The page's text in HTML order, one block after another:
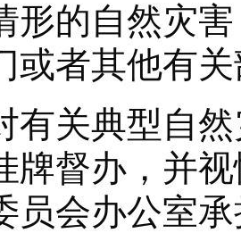
形的自然灾
或者其他有
典型自然
牌督办，并
员会办公室